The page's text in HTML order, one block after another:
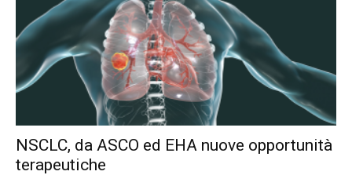
NSCLC, da ASCO ed EHA nuove opportunità
terapeutiche